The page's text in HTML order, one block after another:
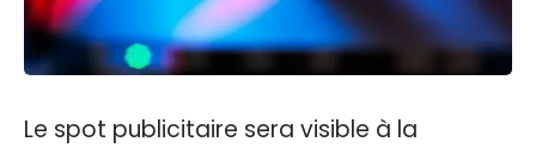
Le spot publicitaire sera visible à la